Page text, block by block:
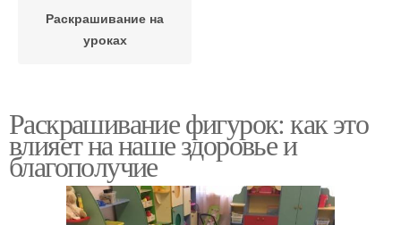
Раскрашивание на
уроках
Раскрашивание фигурок: как это
влияет на наше здоровье и
благополучие